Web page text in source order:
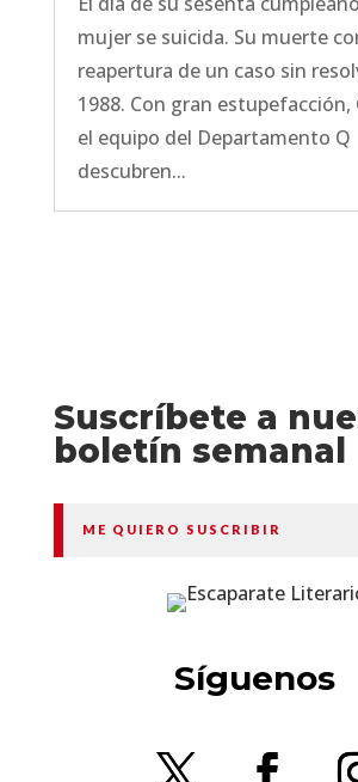
mujer se suicida. Su muerte
reapertura de un caso sin
1988. Con gran estupefacción,
el equipo del Departamento Q
descubren...
Suscríbete a
boletín semanal
ME QUIERO SUSCRIBIR
Síguenos